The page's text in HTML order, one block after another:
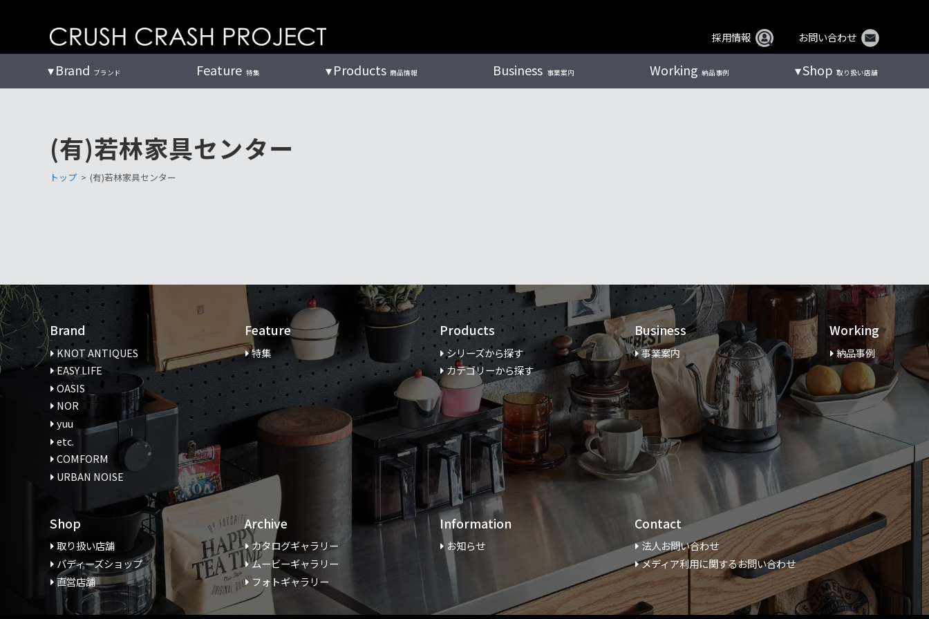
ツ
採用情報 お問い合わせ
Brand ブランド Feature 特集 Products 商品情報 Business 事業案内 Working 納品事例 Shop 取り扱い店舗
(有)若林家具センター
トップ > (有)若林家具センター
Brand
KNOT ANTIQUES
EASY LIFE
OASIS
NOR
yuu
etc.
COMFORM
URBAN NOISE
Feature
特集
Products
シリーズから探す
カテゴリーから探す
Business
事業案内
Working
納品事例
Shop
取り扱い店舗
バディーズショップ
直営店舗
Archive
カタログギャラリー
ムービーギャラリー
フォトギャラリー
Information
お知らせ
Contact
法人お問い合わせ
メディア利用に関するお問い合わせ